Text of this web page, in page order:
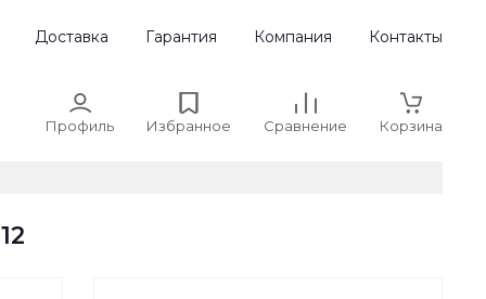
Доставка Гарантия Компания Контакты
Профиль Избранное Сравнение Корзина